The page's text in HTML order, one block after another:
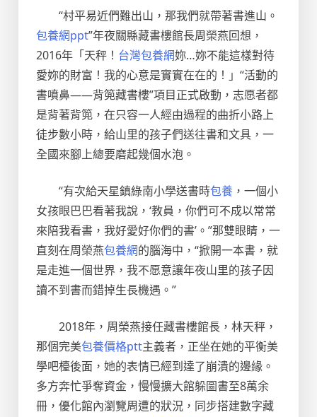
“村平易近們難出山，那我們就帶著書進山。
包養網ppt”年夜關縣藏書樓館長周榮燕回想，
2016年「天秤！ 台灣包養網妳…妳不能這樣對待
愛妳的財富！我的心意是實實在在的！」“活動的
書噴鼻——背篼藏書樓”項目正式啟動，志愿者都
是背著背篼，在只容一人經由過程的曲折小路上
徒步數小時，給山里的孩子們送往書和文具，一
全國來腳上總要磨起幾個水泡。
“有次給天星鎮綠南小學送書時包養 ，一個小
女孩眼巴巴看著我說，‘教員，你們可不成以常常
來陪我看書，我好愛好你們的書’。”那雙眼睛，一
直刻在周榮燕包養網的腦海中，“掀開一本書，就
是走進一個世界，我不愿意讓年夜山里的孩子因
讀不到書而錯掉生長機遇。”
2018年，周榮燕接任藏書樓館長，林天秤，
那個完美包養價格ptt主義者，正坐在她的平衡美
學吧檯後面，她的表情已經到達了崩潰的邊緣。
多方奔忙爭奪資金，慢慢擴大館躲圖書至8萬余
冊，優化館內瀏覽周遭的狀況，同步搭建數字藏